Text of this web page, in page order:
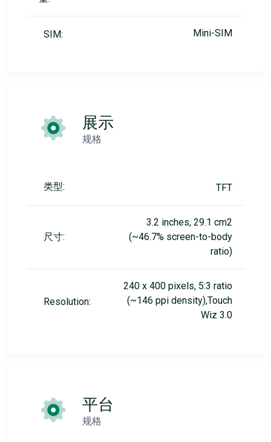
SIM: Mini-SIM
展示
规格
类型: TFT
尺寸:
3.2 inches, 29.1 cm2
(~46.7% screen-to-body
ratio)
Resolution:
240 x 400 pixels, 5:3 ratio
(~146 ppi density),Touch
Wiz 3.0
平台
规格